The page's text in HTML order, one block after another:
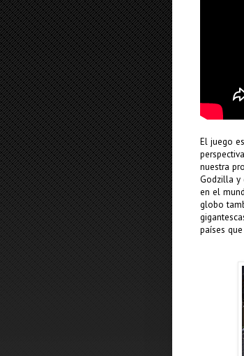
El juego
nuestra
Godzilla y
en el
globo
países